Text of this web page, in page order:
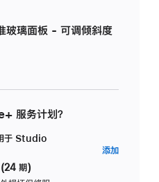
璃面板 - 可调倾斜度
服务计划？
于 Studio
期)
添加